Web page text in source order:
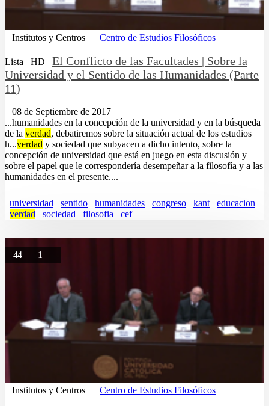
Institutos y Centros Centro de Estudios Filosóficos
Lista HD
El Conflicto de las Facultades | Sobre la
Universidad y el Sentido de las Humanidades (Parte
11)
08 de Septiembre de 2017
...humanidades en la concepción de la universidad y en la búsqueda
de la verdad, debatiremos sobre la situación actual de los estudios
h...verdad y sociedad que subyacen a dicho intento, sobre la
concepción de universidad que está en juego en esta discusión y
sobre el papel que le correspondería desempeñar a la filosofía y a las
humanidades en el presente....
universidad sentido humanidades congreso kant
educacion
verdad
sociedad filosofia cef
44 1
Institutos y Centros Centro de Estudios Filosóficos